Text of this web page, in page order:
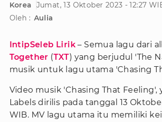
Korea
Jumat, 13 Oktober 2023 - 12:27
Oleh : Aulia
IntipSeleb Lirik– Semua lagu dari
Together (TXT) yang berjudul 'The
musik untuk lagu utama 'Chasing
Video musik 'Chasing That
Labels dirilis pada tanggal 13
WIB. MV lagu utama itu memiliki